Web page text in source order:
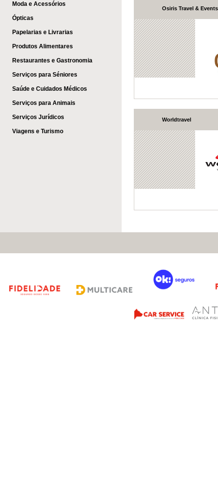
Moda e Acessórios
Ópticas
Papelarias e Livrarias
Produtos Alimentares
Restaurantes e Gastronomia
Serviços para Séniores
Saúde e Cuidados Médicos
Serviços para Animais
Serviços Jurídicos
Viagens e Turismo
Osiris Travel & Events
Worldtravel